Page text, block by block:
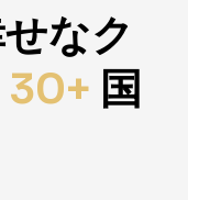
なク
30+ 国